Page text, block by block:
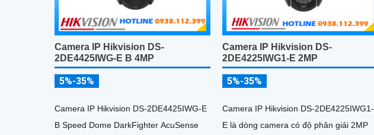
Camera IP Hikvision DS-
2DE4425IWG-E B 4MP
5%-35%
Camera IP Hikvision DS-2DE4425IWG-E
B Speed Dome DarkFighter AcuSense
Camera IP Hikvision DS-
2DE4225IWG1-E 2MP
5%-35%
Camera IP Hikvision DS-2DE4225IWG1-
E là dòng camera có độ phân giải 2MP